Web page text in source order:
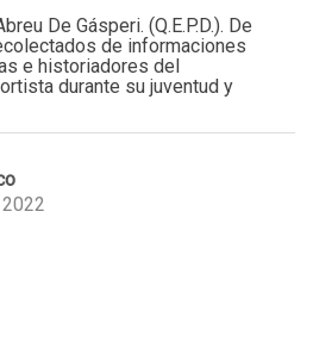
De Gásperi. (Q.E.P.D.). De
de informaciones
e historiadores del
durante su juventud y